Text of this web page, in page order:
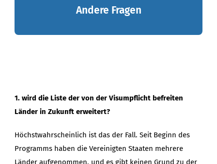
Andere Fragen
1. wird die Liste der von der Visumpflicht befreiten
Länder in Zukunft erweitert?
Höchstwahrscheinlich ist das der Fall. Seit Beginn des
Programms haben die Vereinigten Staaten mehrere
Länder aufgenommen, und es gibt keinen Grund zu der